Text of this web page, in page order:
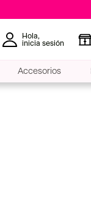
Hola,
inicia sesión
Accesorios